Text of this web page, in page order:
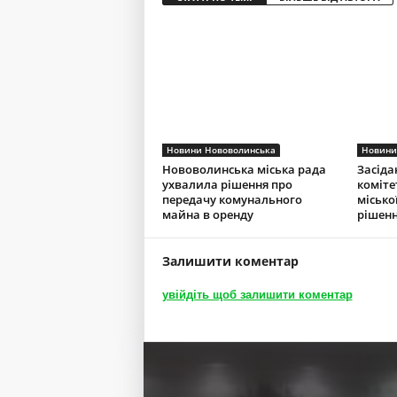
Новини Нововолинська
Нововолинська міська рада
ухвалила рішення про
передачу комунального
майна в оренду
Новини
Залишити коментар
увійдіть щоб залишити коментар